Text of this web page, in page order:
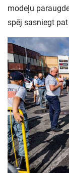
modeļu
spēj sasniegt